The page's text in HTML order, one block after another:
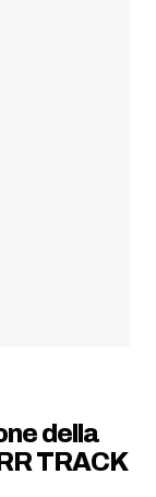
della
TRACK